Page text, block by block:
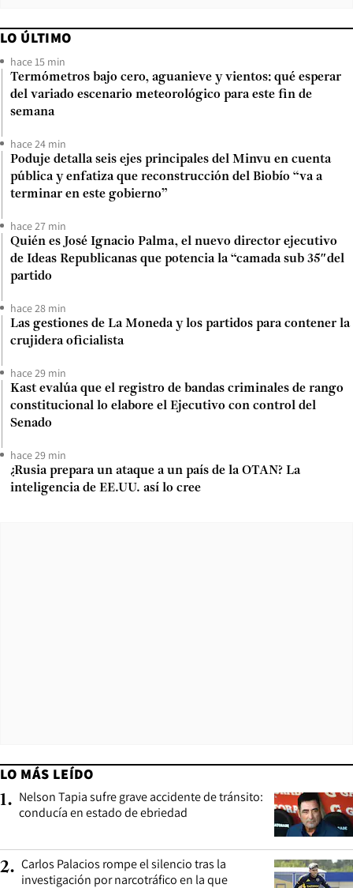
LO ÚLTIMO
hace 15 min
Termómetros bajo cero, aguanieve y vientos: qué esperar
del variado escenario meteorológico para este fin de
semana
hace 24 min
Poduje detalla seis ejes principales del Minvu en cuenta
pública y enfatiza que reconstrucción del Biobío “va a
terminar en este gobierno”
hace 27 min
Quién es José Ignacio Palma, el nuevo director ejecutivo
de Ideas Republicanas que potencia la “camada sub 35″del
partido
hace 28 min
Las gestiones de La Moneda y los partidos para contener la
crujidera oficialista
hace 29 min
Kast evalúa que el registro de bandas criminales de rango
constitucional lo elabore el Ejecutivo con control del
Senado
hace 29 min
¿Rusia prepara un ataque a un país de la OTAN? La
inteligencia de EE.UU. así lo cree
LO MÁS LEÍDO
1. Nelson Tapia sufre grave accidente de tránsito:
conducía en estado de ebriedad
2. Carlos Palacios rompe el silencio tras la
investigación por narcotráfico en la que